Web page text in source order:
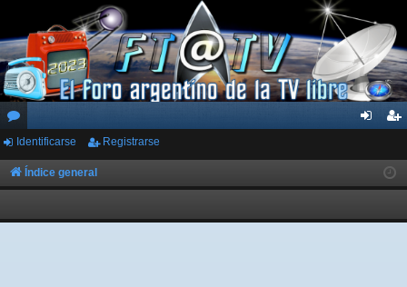
or
os
ar
ist
rs
Identificarse Registrarse
Índice general